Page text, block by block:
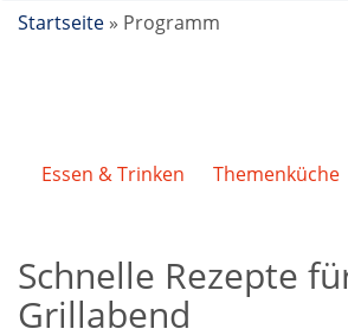
Startseite » Programm
Essen & Trinken Themenküche
Schnelle Rezepte
Grillabend